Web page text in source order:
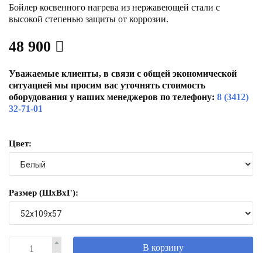
Бойлер косвенного нагрева из нержавеющей стали с
высокой степенью защиты от коррозии.
48 900
Уважаемые клиенты, в связи с общей экономической
ситуацией мы просим вас уточнять стоимость
оборудования у наших менеджеров по телефону: 8 (3412)
32-71-01
Цвет:
Размер (ШxВxГ):
В корзину